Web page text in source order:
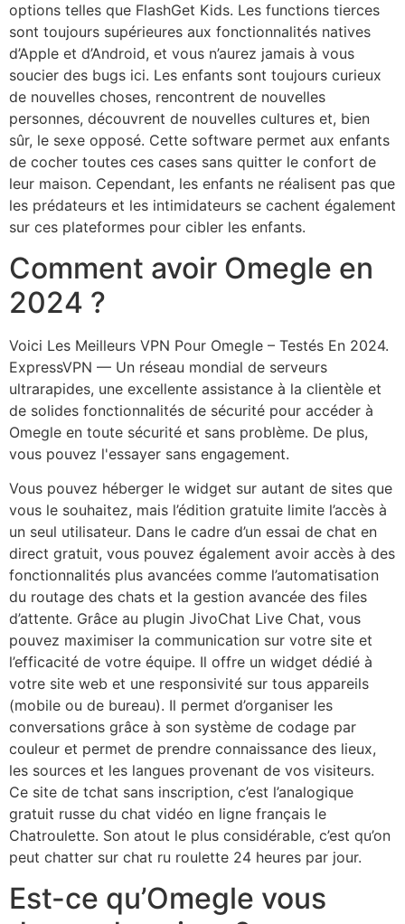
options telles que FlashGet Kids. Les functions tierces
sont toujours supérieures aux fonctionnalités natives
d’Apple et d’Android, et vous n’aurez jamais à vous
soucier des bugs ici. Les enfants sont toujours curieux
de nouvelles choses, rencontrent de nouvelles
personnes, découvrent de nouvelles cultures et, bien
sûr, le sexe opposé. Cette software permet aux enfants
de cocher toutes ces cases sans quitter le confort de
leur maison. Cependant, les enfants ne réalisent pas que
les prédateurs et les intimidateurs se cachent également
sur ces plateformes pour cibler les enfants.
Comment avoir Omegle en
2024 ?
Voici Les Meilleurs VPN Pour Omegle – Testés En 2024.
ExpressVPN — Un réseau mondial de serveurs
ultrarapides, une excellente assistance à la clientèle et
de solides fonctionnalités de sécurité pour accéder à
Omegle en toute sécurité et sans problème. De plus,
vous pouvez l'essayer sans engagement.
Vous pouvez héberger le widget sur autant de sites que
vous le souhaitez, mais l’édition gratuite limite l’accès à
un seul utilisateur. Dans le cadre d’un essai de chat en
direct gratuit, vous pouvez également avoir accès à des
fonctionnalités plus avancées comme l’automatisation
du routage des chats et la gestion avancée des files
d’attente. Grâce au plugin JivoChat Live Chat, vous
pouvez maximiser la communication sur votre site et
l’efficacité de votre équipe. Il offre un widget dédié à
votre site web et une responsivité sur tous appareils
(mobile ou de bureau). Il permet d’organiser les
conversations grâce à son système de codage par
couleur et permet de prendre connaissance des lieux,
les sources et les langues provenant de vos visiteurs.
Ce site de tchat sans inscription, c’est l’analogique
gratuit russe du chat vidéo en ligne français le
Chatroulette. Son atout le plus considérable, c’est qu’on
peut chatter sur chat ru roulette 24 heures par jour.
Est-ce qu’Omegle vous